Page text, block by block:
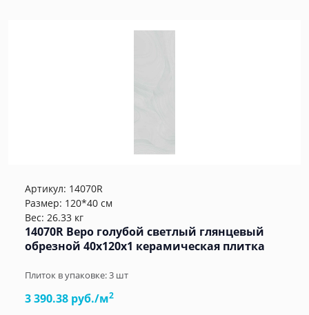
Артикул: 14070R
Размер: 120*40 см
Вес: 26.33 кг
14070R Веро голубой светлый глянцевый
обрезной 40x120x1 керамическая плитка
Плиток в упаковке:3 шт
3 390.38 руб./м2